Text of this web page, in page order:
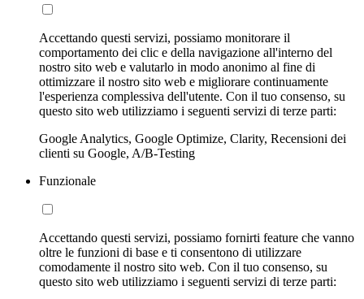
Accettando questi servizi, possiamo monitorare il
comportamento dei clic e della navigazione all'interno del
nostro sito web e valutarlo in modo anonimo al fine di
ottimizzare il nostro sito web e migliorare continuamente
l'esperienza complessiva dell'utente. Con il tuo consenso, su
questo sito web utilizziamo i seguenti servizi di terze parti:
Google Analytics, Google Optimize, Clarity, Recensioni dei
clienti su Google, A/B-Testing
Funzionale
Accettando questi servizi, possiamo fornirti feature che vanno
oltre le funzioni di base e ti consentono di utilizzare
comodamente il nostro sito web. Con il tuo consenso, su
questo sito web utilizziamo i seguenti servizi di terze parti: